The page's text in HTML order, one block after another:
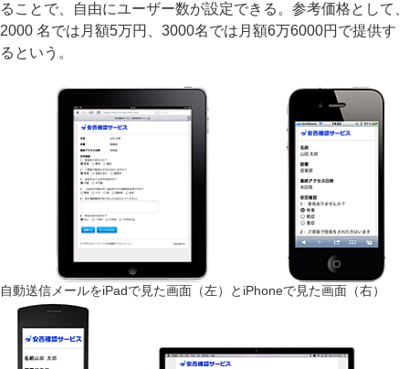
ることで、自由にユーザー数が設定できる。参考価格として、
2000 名では月額5万円、3000名では月額6万6000円で提供す
るという。
自動送信メールをiPadで見た画面（左）とiPhoneで見た画面（右）